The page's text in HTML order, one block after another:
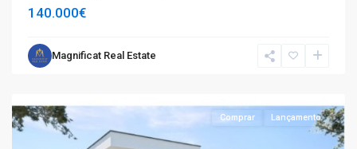
140.000€
Magnificat Real Estate
Comprar Lançamento